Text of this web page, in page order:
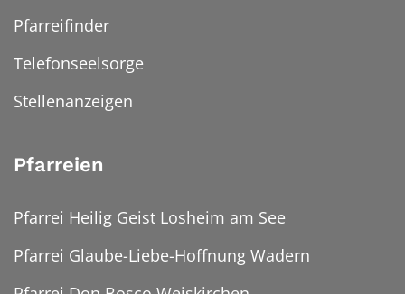
Pfarreifinder
Telefonseelsorge
Stellenanzeigen
Pfarreien
Pfarrei Heilig Geist Losheim am See
Pfarrei Glaube-Liebe-Hoffnung Wadern